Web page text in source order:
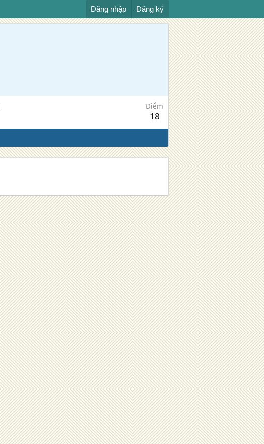
Đăng nhập Đăng ký
Điểm
18